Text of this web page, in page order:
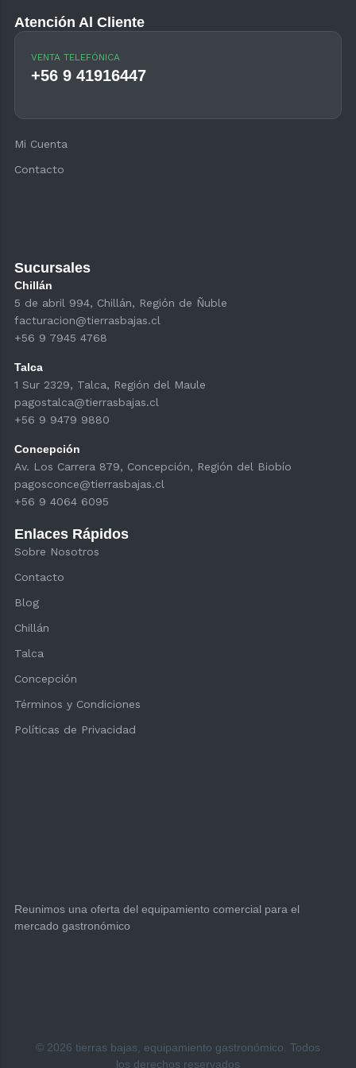
Reunimos una oferta del equipamiento comercial para el
mercado gastronómico
Sucursales
Chillán
5 de abril 994, Chillán, Región de Ñuble
facturacion@tierrasbajas.cl
+56 9 7945 4768
Talca
1 Sur 2329, Talca, Región del Maule
pagostalca@tierrasbajas.cl
+56 9 9479 9880
Concepción
Av. Los Carrera 879, Concepción, Región del Biobío
pagosconce@tierrasbajas.cl
+56 9 4064 6095
Enlaces Rápidos
Sobre Nosotros
Contacto
Blog
Chillán
Talca
Concepción
Términos y Condiciones
Políticas de Privacidad
Atención Al Cliente
VENTA TELEFÓNICA
+56 9 41916447
Mi Cuenta
Contacto
© 2026 tierras bajas, equipamiento gastronómico. Todos
los derechos reservados
una